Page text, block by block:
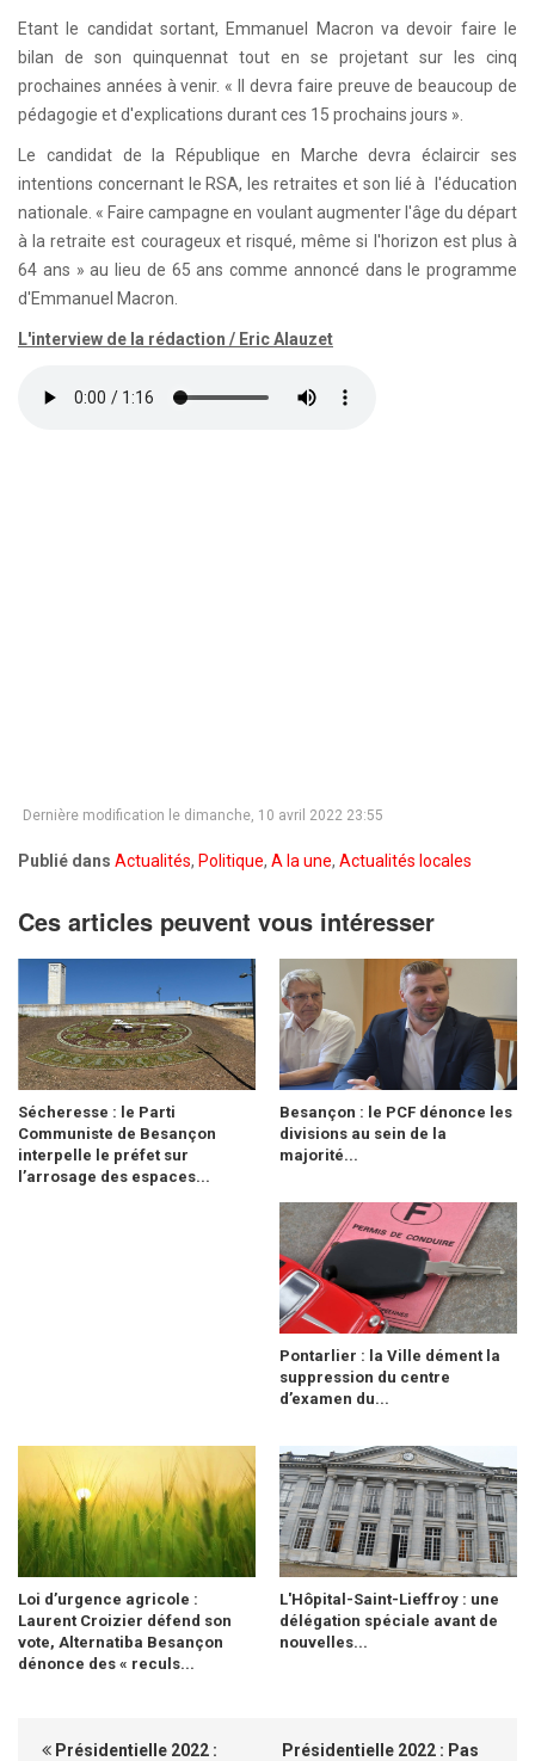
Etant le candidat sortant, Emmanuel Macron va devoir faire le
bilan de son quinquennat tout en se projetant sur les cinq
prochaines années à venir. « Il devra faire preuve de beaucoup de
pédagogie et d'explications durant ces 15 prochains jours ».
Le candidat de la République en Marche devra éclaircir ses
intentions concernant le RSA, les retraites et son lié à l'éducation
nationale. « Faire campagne en voulant augmenter l'âge du départ
à la retraite est courageux et risqué, même si l'horizon est plus à
64 ans » au lieu de 65 ans comme annoncé dans le programme
d'Emmanuel Macron.
L'interview de la rédaction / Eric Alauzet
Dernière modification le dimanche, 10 avril 2022 23:55
Publié dans Actualités, Politique, A la une, Actualités locales
Ces articles peuvent vous intéresser
Sécheresse : le Parti
Communiste de Besançon
interpelle le préfet sur
l’arrosage des espaces...
Besançon : le PCF dénonce les
divisions au sein de la
majorité...
Pontarlier : la Ville dément la
suppression du centre
d’examen du...
Loi d’urgence agricole :
Laurent Croizier défend son
vote, Alternatiba Besançon
dénonce des « reculs...
L'Hôpital-Saint-Lieffroy : une
délégation spéciale avant de
nouvelles...
Présidentielle 2022 :
Présidentielle 2022 : Pas